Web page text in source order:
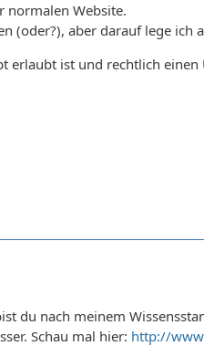
normalen Website.
(oder?), aber darauf lege ich
erlaubt ist und rechtlich
du nach meinem
Schau mal hier: http://